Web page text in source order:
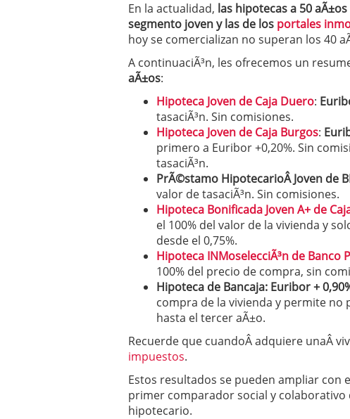
En la actualidad, las hipotecas a 50
segmento joven y las de los portales
hoy se comercializan no superan los 40
A continuaciÃ³n, les ofrecemos un
aÃ±os:
Hipoteca Joven de Caja Duero:
tasaciÃ³n. Sin comisiones.
Hipoteca Joven de Caja Burgos:
primero a Euribor +0,20%. Sin
tasaciÃ³n.
PrÃ©stamo HipotecarioÂ Joven de
valor de tasaciÃ³n. Sin comisiones.
Hipoteca Bonificada Joven A+ de
el 100% del valor de la vivienda y
desde el 0,75%.
Hipoteca INMoselecciÃ³n de Banco
100% del precio de compra, sin
Hipoteca de Bancaja: Euribor +
compra de la vivienda y permite no
hasta el tercer aÃ±o.
Recuerde que cuandoÂ adquiere unaÂ
impuestos.
Estos resultados se pueden ampliar con
primer comparador social y
hipotecario.